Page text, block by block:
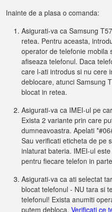
Inainte de a plasa o comanda:
Asigurati-va ca Samsung
retea. Pentru aceasta,
operator de telefonie mobila
afiseaza telefonul. Daca
care l-ati introdus si nu cere
deblocare, atunci Samsung
blocat in retea.
Asigurati-va ca IMEI-ul pe
Exista 2 variante prin care
dumneavoastra. Apelati
Sau verificati eticheta de pe
inlaturat bateria. IMEI-ul
pentru fiecare telefon in
Asigurati-va ca ati selectat
blocat telefonul - NU tara si
telefonul! Exista anumiti
putem debloca. Verificati ce